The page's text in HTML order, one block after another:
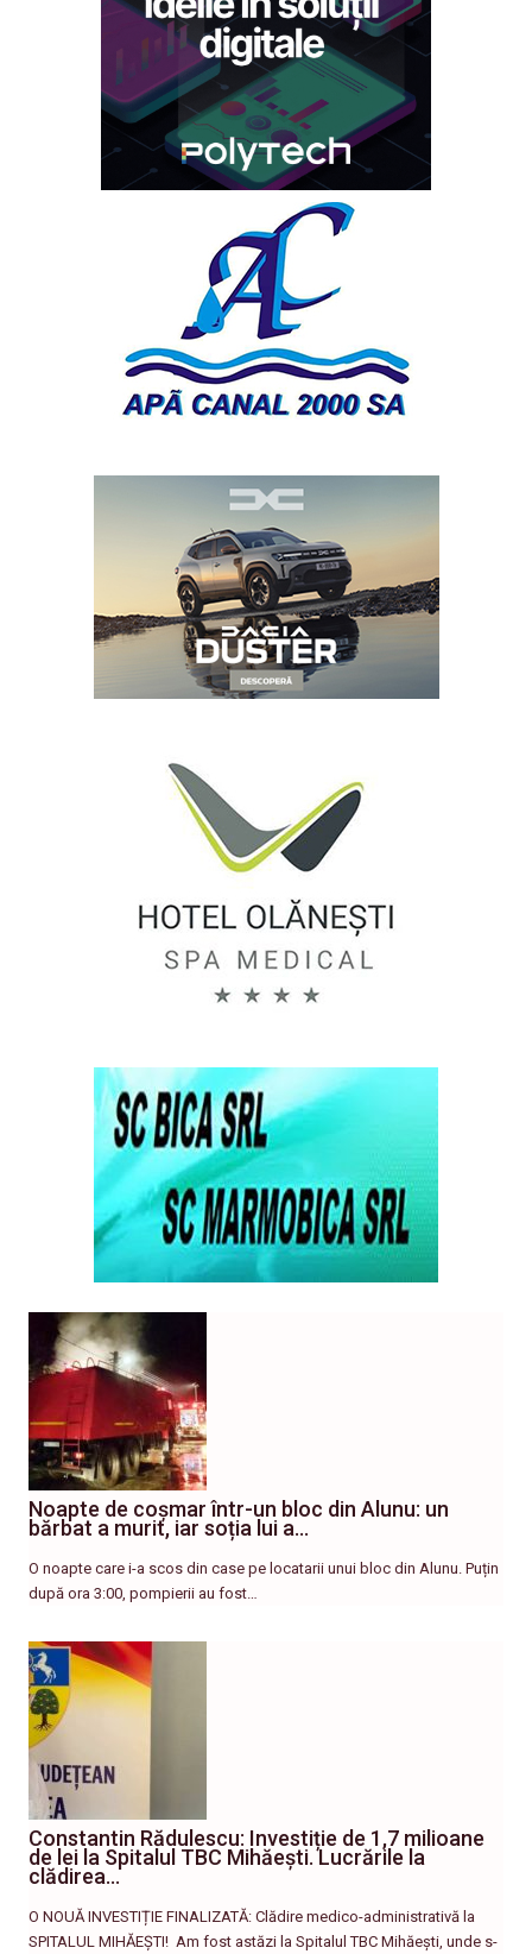
Noapte de coșmar într-un bloc din Alunu: un
bărbat a murit, iar soția lui a…
O noapte care i-a scos din case pe locatarii unui bloc din Alunu. Puțin
după ora 3:00, pompierii au fost…
Constantin Rădulescu: Investiție de 1,7 milioane
de lei la Spitalul TBC Mihăești. Lucrările la
clădirea…
O NOUĂ INVESTIȚIE FINALIZATĂ: Clădire medico-administrativă la
SPITALUL MIHĂEȘTI! ​ Am fost astăzi la Spitalul TBC Mihăești, unde s-